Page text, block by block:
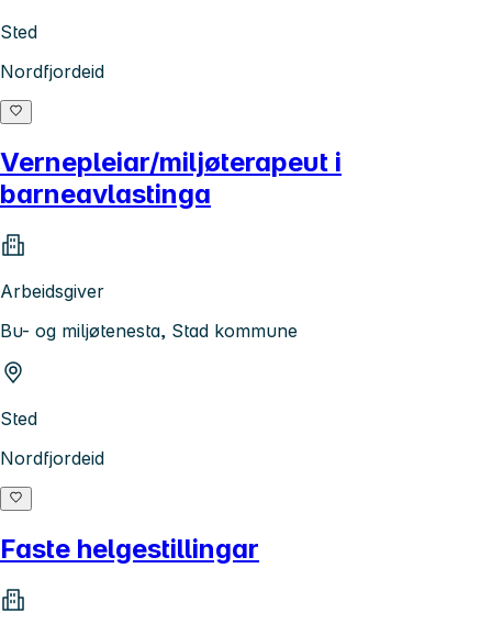
Sted
Nordfjordeid
Vernepleiar/miljøterapeut i
barneavlastinga
Arbeidsgiver
Bu- og miljøtenesta, Stad kommune
Sted
Nordfjordeid
Faste helgestillingar